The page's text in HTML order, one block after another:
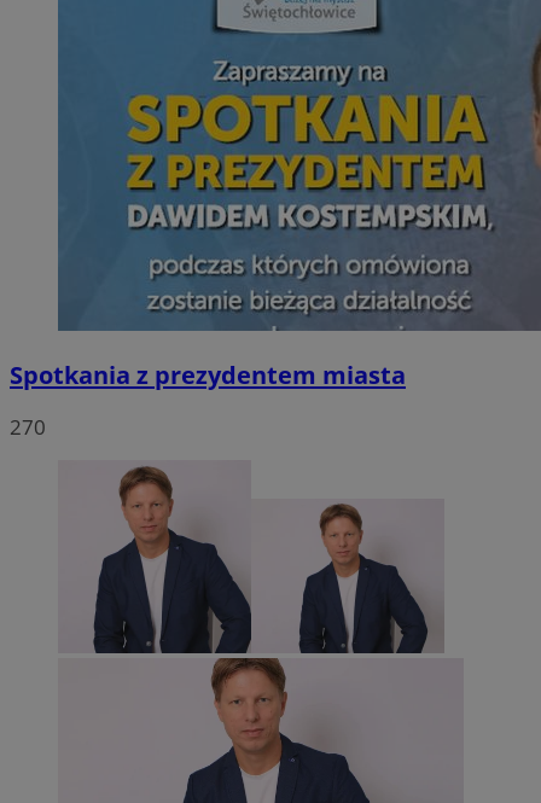
Spotkania z prezydentem miasta
270